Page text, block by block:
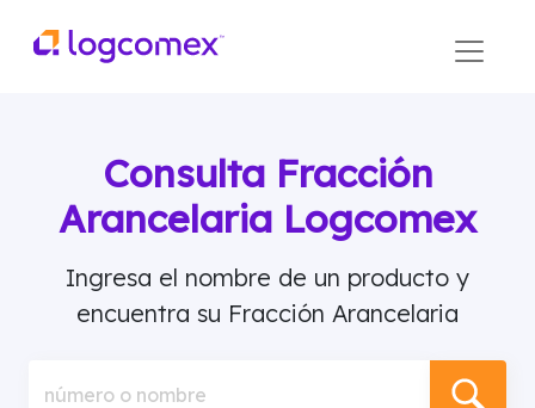
Consulta Fracción
Arancelaria Logcomex
Ingresa el nombre de un producto y
encuentra su Fracción Arancelaria
número o nombre